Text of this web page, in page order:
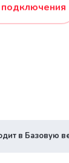
в Базовую